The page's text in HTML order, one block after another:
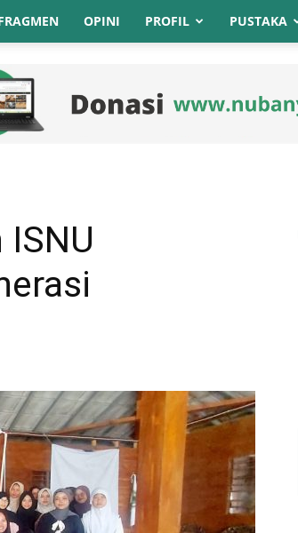
OPINI PROFIL PUSTAKA
ISNU